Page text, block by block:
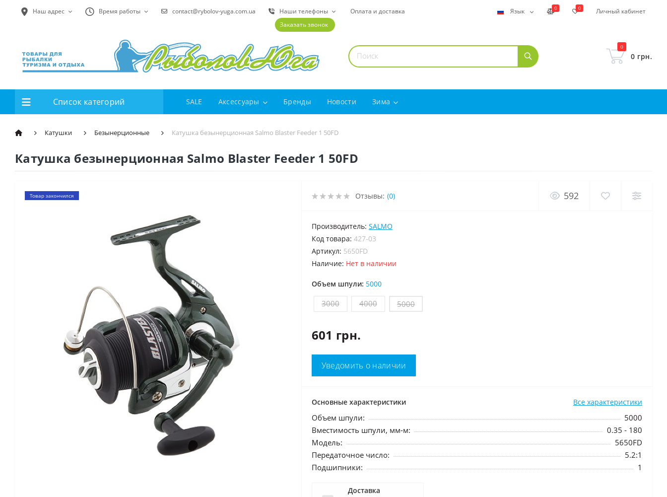
Наш адрес Время работы contact@rybolov-yuga.com.ua
Наши телефоны
Заказать звонок
Оплата и доставка Язык 0 0 Личный кабинет
0
0 грн.
Список категорий SALE Аксессуары Бренды Новости Зима
Катушки Безынерционные Катушка безынерционная Salmo Blaster Feeder 1 50FD
Катушка безынерционная Salmo Blaster Feeder 1 50FD
Товар закончился Отзывы: (0) 592
Производитель: SALMO
код товара: 427-03
Артикул: 5650FD
Наличие: Нет в наличии
Объем шпули: 5000
3000 4000 5000
601 грн.
Уведомить о наличии
Основные характеристики Все характеристики
Объем шпули:
5000
Вместимость шпули, мм-м:
0.35 - 180
Модель:
5650FD
Передаточное число:
5.2:1
Подшипники:
1
Доставка